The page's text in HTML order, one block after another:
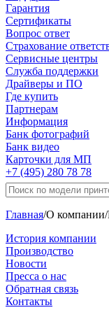
Гарантия
Сертификаты
Вопрос ответ
Страхование
Сервисные центры
Служба поддержки
Драйверы и ПО
Где купить
Партнерам
Информация
Банк фотографий
Банк видео
Карточки для МП
+7 (495) 280 78 78
Главная/О компании/
История компании
Производство
Новости
Пресса о нас
Обратная связь
Контакты